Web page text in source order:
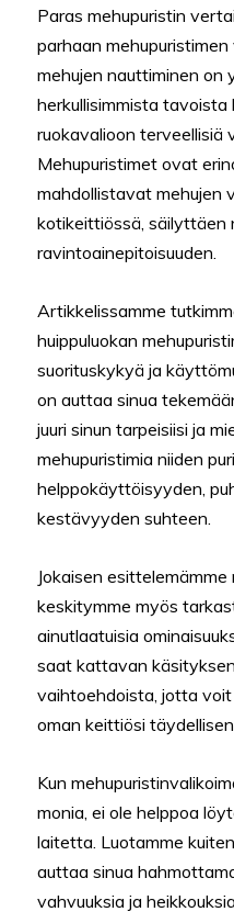
Paras mehupuristin
parhaan
mehujen nauttiminen on
herkullisimmista
ruokavalioon terveellisiä
Mehupuristimet ovat
mahdollistavat mehujen
kotikeittiössä, säilyttäen
ravintoainepitoisuuden.
Artikkelissamme
huippuluokan
suorituskykyä ja
on auttaa sinua
juuri sinun tarpeisiisi ja
mehupuristimia niiden
helppokäyttöisyyden,
kestävyyden suhteen.
Jokaisen
keskitymme myös
ainutlaatuisia
saat kattavan
vaihtoehdoista, jotta
oman keittiösi
Kun
monia, ei ole helppoa
laitetta. Luotamme
auttaa sinua
vahvuuksia ja